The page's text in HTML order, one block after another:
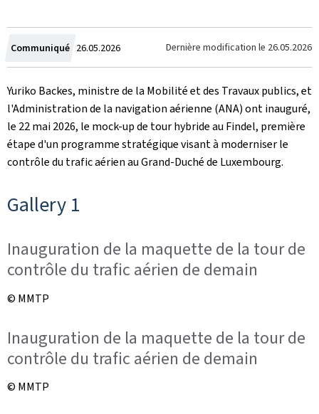
Communiqué Crée
le
26.05.2026 Dernière modification le 26.05.2026
Yuriko Backes, ministre de la Mobilité et des Travaux publics, et
l'Administration de la navigation aérienne (ANA) ont inauguré,
le 22 mai 2026, le mock-up de tour hybride au Findel, première
étape d'un programme stratégique visant à moderniser le
contrôle du trafic aérien au Grand-Duché de Luxembourg.
Gallery 1
Inauguration de la maquette de la tour de
contrôle du trafic aérien de demain
© MMTP
Inauguration de la maquette de la tour de
contrôle du trafic aérien de demain
© MMTP